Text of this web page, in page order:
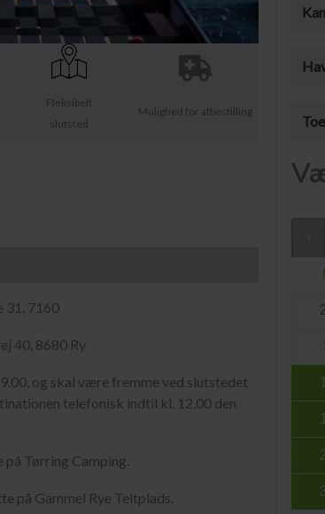
Fleksibelt
slutsted
Mulighed for afbestilling
31, 7160
40, 8680 Ry
og skal være fremme ved slutstedet
telefonisk indtil kl. 12.00 den
på Tørring Camping.
på Gammel Rye Teltplads.